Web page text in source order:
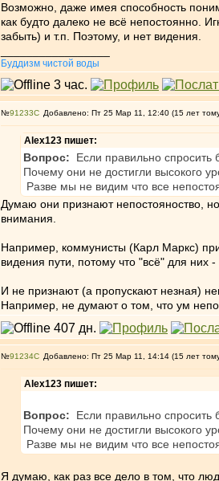
Возможно, даже имея способность
как будто далеко не всё непостоянно.
забыть) и т.п. Поэтому, и нет видения.
Буддизм чистой воды
№91233 Добавлено: Пт 25 Мар 11, 12:40 (15 лет
Alex123 пишет:
Вопрос: Если правильно
Почему они не достигли высокого
Разве мы не видим что все
Думаю они признают непостояноство,
внимания.
Например, коммунисты (Карл Маркс)
видения пути, потому что "всё" для них -
И не признают (а пропускают незная)
Например, не думают о том, что ум
№91234 Добавлено: Пт 25 Мар 11, 14:14 (15 лет
Alex123 пишет:
Вопрос: Если правильно
Почему они не достигли высокого
Разве мы не видим что все
Я думаю, как раз все дело в том, что